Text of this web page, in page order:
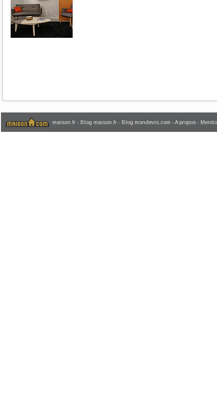
maison.fr - Blog maison.fr - Blog mondevis.com - A propos -